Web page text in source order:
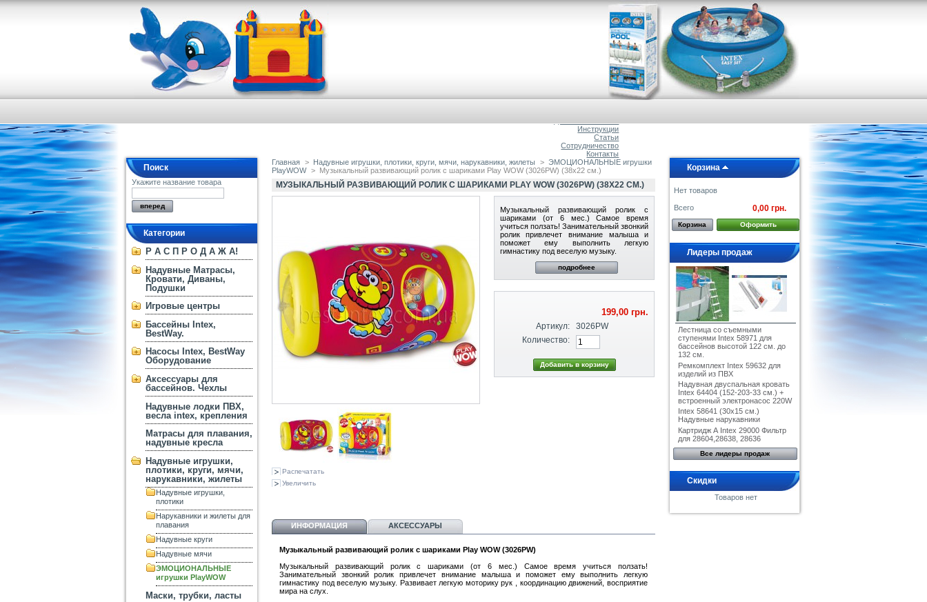
Инструкции
Статьи
Сотрудничество
Контакты
Поиск
Укажите название товара
Категории
Р А С П Р О Д А Ж А!
Надувные Матрасы,
Кровати, Диваны,
Подушки
Игровые центры
Бассейны Intex,
BestWay.
Насосы Intex, BestWay
Оборудование
Аксессуары для
бассейнов. Чехлы
Надувные лодки ПВХ,
весла intex, крепления
Матрасы для плавания,
надувные кресла
Надувные игрушки,
плотики, круги, мячи,
нарукавники, жилеты
Надувные игрушки,
плотики
Нарукавники и жилеты для
плавания
Надувные круги
Надувные мячи
ЭМОЦИОНАЛЬНЫЕ
игрушки PlayWOW
Маски, трубки, ласты
Главная > Надувные игрушки, плотики, круги, мячи, нарукавники, жилеты > ЭМОЦИОНАЛЬНЫЕ игрушки
PlayWOW > Музыкальный развивающий ролик с шариками Play WOW (3026PW) (38х22 см.)
МУЗЫКАЛЬНЫЙ РАЗВИВАЮЩИЙ РОЛИК С ШАРИКАМИ PLAY WOW (3026PW) (38Х22 СМ.)
Распечатать
Увеличить
Музыкальный развивающий ролик с
шариками (от 6 мес.) Самое время
учиться ползать! Занимательный звонкий
ролик привлечет внимание малыша и
поможет ему выполнить легкую
гимнастику под веселую музыку.
подробнее
199,00 грн.
Артикул:
3026PW
Количество:
ИНФОРМАЦИЯ АКСЕССУАРЫ
Музыкальный развивающий ролик с шариками Play WOW (3026PW)
Музыкальный развивающий ролик с шариками (от 6 мес.) Самое время учиться ползать!
Занимательный звонкий ролик привлечет внимание малыша и поможет ему выполнить легкую
гимнастику под веселую музыку. Развивает легкую моторику рук , координацию движений, восприятие
мира на слух.
Корзина
Нет товаров
Всего 0,00 грн.
Корзина Оформить
Лидеры продаж
Лестница со съемными
ступенями Intex 58971 для
бассейнов высотой 122 см. до
132 см.
Ремкомплект Intex 59632 для
изделий из ПВХ
Надувная двуспальная кровать
Intex 64404 (152-203-33 см.) +
встроенный электронасос 220W
Intex 58641 (30x15 см.)
Надувные нарукавники
Картридж А Intex 29000 Фильтр
для 28604,28638, 28636
Все лидеры продаж
Скидки
Товаров нет